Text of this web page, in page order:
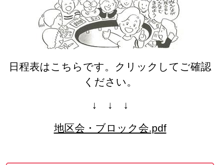
日程表はこちらです。クリックしてご確認
ください。
↓ ↓ ↓
地区会・ブロック会.pdf